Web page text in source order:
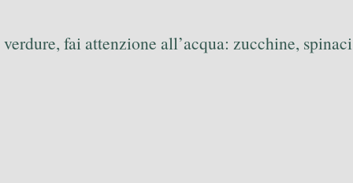
fai attenzione all’acqua: zucchine, spinaci